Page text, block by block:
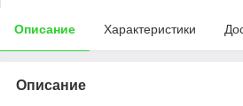
Описание Характеристики
Описание